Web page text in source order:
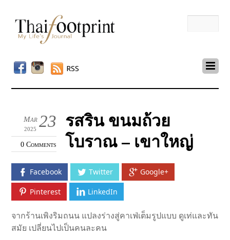
RSS
23
Mar
2025
0 Comments
รสริน ขนมถ้วย
โบราณ – เขาใหญ่
Facebook Twitter Google+
Pinterest LinkedIn
จากร้านเพิงริมถนน แปลงร่างสู่คาเฟ่เต็มรูปแบบ ดูเท่และทัน
สมัย เปลี่ยนไปเป็นคนละคน